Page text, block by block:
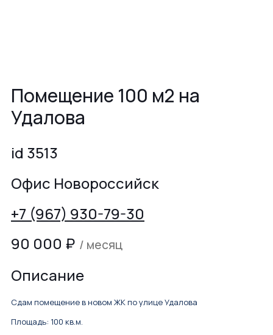
Помещение 100 м2 на
Удалова
id 3513
Офис Новороссийск
+7 (967) 930-79-30
90 000 ₽ / месяц
Описание
Сдам помещение в новом ЖК по улице Удалова
Площадь: 100 кв.м.